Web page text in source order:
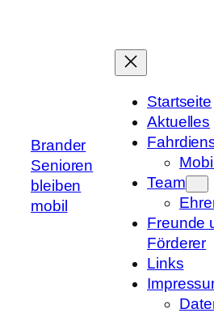
Brander
Senioren
bleiben
mobil
Startseite
Aktuelles
Team
Freunde
Förderer
Links